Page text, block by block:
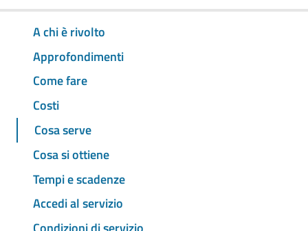
A chi è rivolto
Approfondimenti
Come fare
Costi
Cosa serve
Cosa si ottiene
Tempi e scadenze
Accedi al servizio